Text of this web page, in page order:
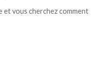
et vous cherchez comment